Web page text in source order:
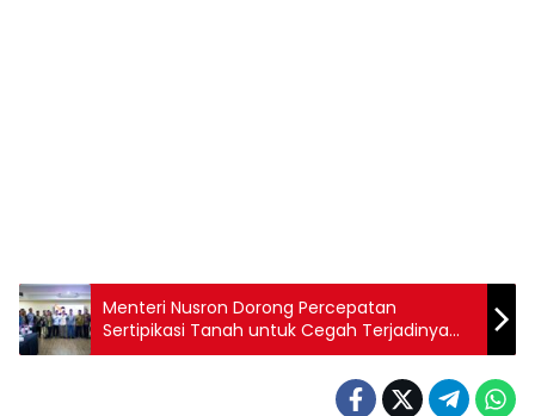
Menteri Nusron Dorong Percepatan
Sertipikasi Tanah untuk Cegah Terjadinya
Konflik Atas Tanah Keagamaan